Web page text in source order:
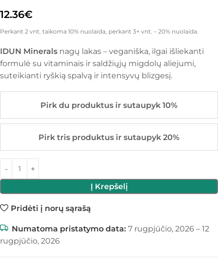
12.36€
Perkant 2 vnt. taikoma 10% nuolaida, perkant 3+ vnt. – 20% nuolaida.
IDUN Minerals nagų lakas – veganiška, ilgai išliekanti
formulė su vitaminais ir saldžiųjų migdolų aliejumi,
suteikianti ryškią spalvą ir intensyvų blizgesį.
Pirk du produktus ir sutaupyk 10%
Pirk tris produktus ir sutaupyk 20%
Į Krepšelį
Pridėti į norų sąrašą
Numatoma pristatymo data: 7 rugpjūčio, 2026 – 12
rugpjūčio, 2026